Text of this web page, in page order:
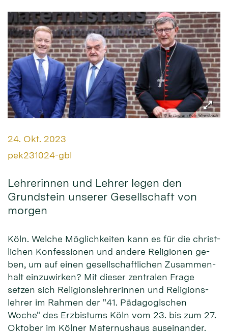
© Erzbistum Köln/Bliersbach
Datum:
24. Okt. 2023
Von:
pek231024-gbl
Lehrerinnen und Lehrer legen den
Grundstein unserer Gesellschaft von
morgen
Köln. Welche Mög­lich­keiten kann es für die christ­
lichen Kon­fessio­nen und an­dere Reli­gionen ge­
ben, um auf ei­nen ge­sell­schaft­lichen Zu­sammen­
halt ein­zu­wir­ken? Mit die­ser zen­tralen Fra­ge
setzen sich Re­li­gions­leh­rerinnen und Re­ligions­
lehrer im Rah­men der "41. Pä­dago­gischen
Woche" des Erz­bistums Köln vom 23. bis zum 27.
Ok­to­ber im Köl­ner Ma­ternus­haus aus­ei­nan­der.